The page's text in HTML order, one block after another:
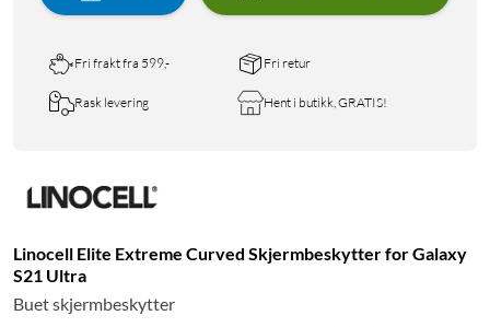
Fri frakt fra 599,- Fri retur
Rask levering Hent i butikk, GRATIS!
Linocell Elite Extreme Curved Skjermbeskytter for Galaxy
S21 Ultra
Buet skjermbeskytter